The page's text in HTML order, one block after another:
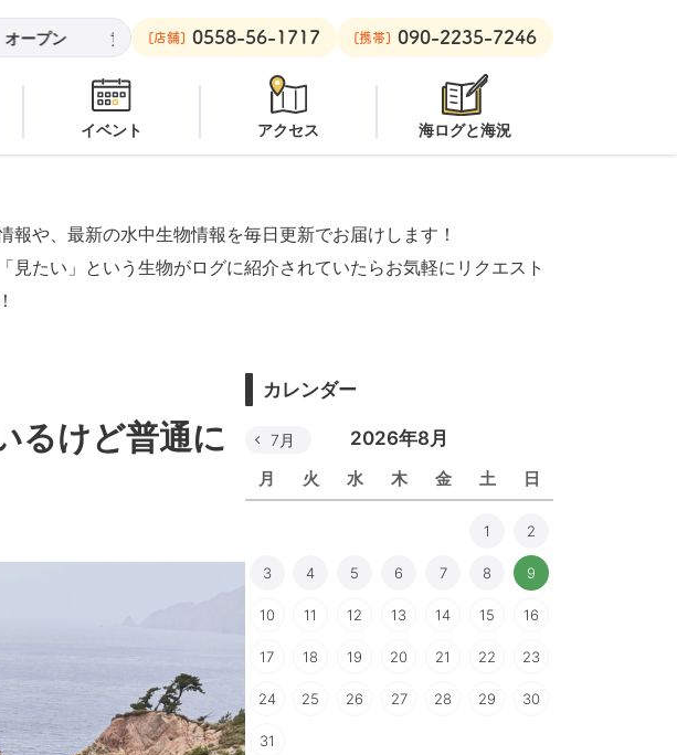
黄金崎ビーチ：オープン 安良里ボート： オープン
[店舗] 0558-56-1717 [携帯] 090-2235-7246
イベント アクセス 海ログと海況
報や、最新の水中生物情報を毎日更新でお届けします！
見たい」という生物がログに紹介されていたらお気軽にリクエスト
るけど普通に
カレンダー
2026年8月
月 火 水 木 金 土 日
7月
1 2
3 4 5 6 7 8 9
10 11 12 13 14 15 16
17 18 19 20 21 22 23
24 25 26 27 28 29 30
31